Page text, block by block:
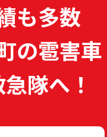
も多数
の雹害車
隊へ！